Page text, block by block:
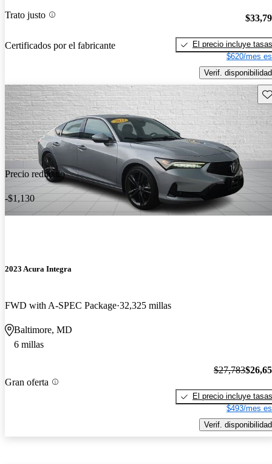
Trato justo
Certificados por el fabricante
El precio incluye tasas
$620/mes
Verif. disponibilidad
Precio reducido
-$1,130
2023 Acura Integra
FWD with A-SPEC Package 32,325 millas
Baltimore, MD
6 millas
Gran oferta
$27,783
El precio incluye tasas
$493/mes
Verif. disponibilidad